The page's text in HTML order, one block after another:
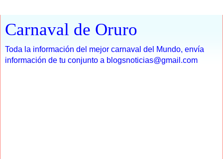
Carnaval de Oruro
Toda la información del mejor carnaval del Mundo, envía
información de tu conjunto a blogsnoticias@gmail.com